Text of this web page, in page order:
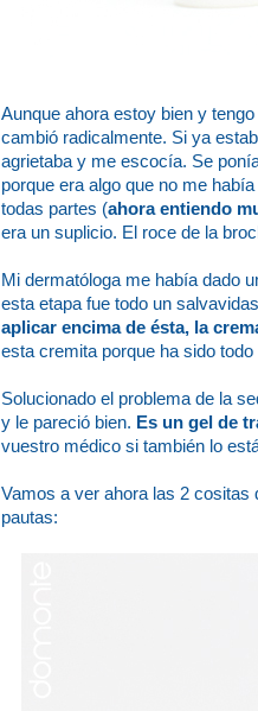
Aunque ahora estoy bien y
cambió radicalmente. Si ya
agrietaba y me escocía. Se
porque era algo que no me
todas partes (ahora entiendo
era un suplicio. El roce de la
Mi dermatóloga me había dado
esta etapa fue todo un
aplicar encima de ésta, la
esta cremita porque ha sido
Solucionado el problema de la
y le pareció bien. Es un gel de
vuestro médico si también lo
Vamos a ver ahora las 2 cositas
pautas: